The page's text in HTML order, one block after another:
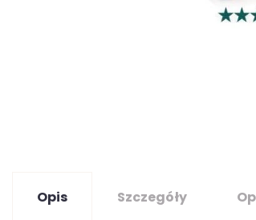
Opis Szczegóły